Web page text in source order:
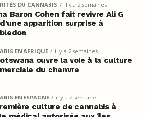
DU CANNABIS il y a 2 semaines
Baron Cohen fait revivre Ali G
apparition surprise à
EN AFRIQUE il y a 2 semaines
ouvre la voie à la culture
du chanvre
EN ESPAGNE il y a 2 semaines
culture de cannabis à